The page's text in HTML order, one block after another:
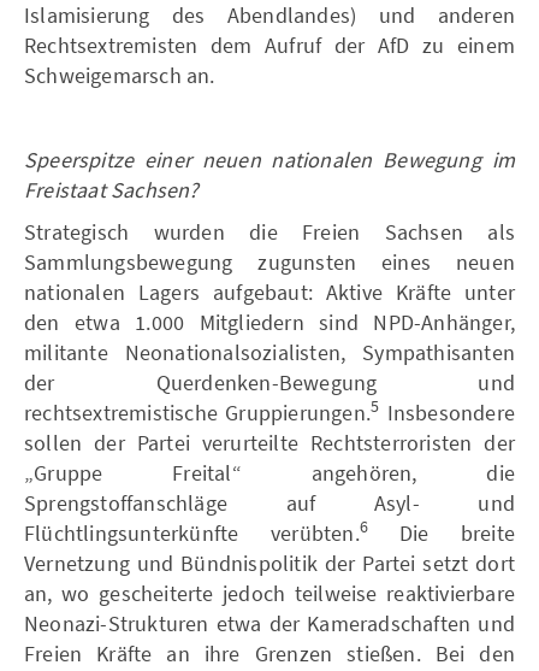
Islamisierung des Abendlandes) und anderen
Rechtsextremisten dem Aufruf der AfD zu einem
Schweigemarsch an.
Speerspitze einer neuen nationalen Bewegung im
Freistaat Sachsen?
Strategisch wurden die Freien Sachsen als
Sammlungsbewegung zugunsten eines neuen
nationalen Lagers aufgebaut: Aktive Kräfte unter
den etwa 1.000 Mitgliedern sind NPD-Anhänger,
militante Neonationalsozialisten, Sympathisanten
der Querdenken-Bewegung und
rechtsextremistische Gruppierungen.5 Insbesondere
sollen der Partei verurteilte Rechtsterroristen der
„Gruppe Freital“ angehören, die
Sprengstoffanschläge auf Asyl- und
Flüchtlingsunterkünfte verübten.6 Die breite
Vernetzung und Bündnispolitik der Partei setzt dort
an, wo gescheiterte jedoch teilweise reaktivierbare
Neonazi-Strukturen etwa der Kameradschaften und
Freien Kräfte an ihre Grenzen stießen. Bei den